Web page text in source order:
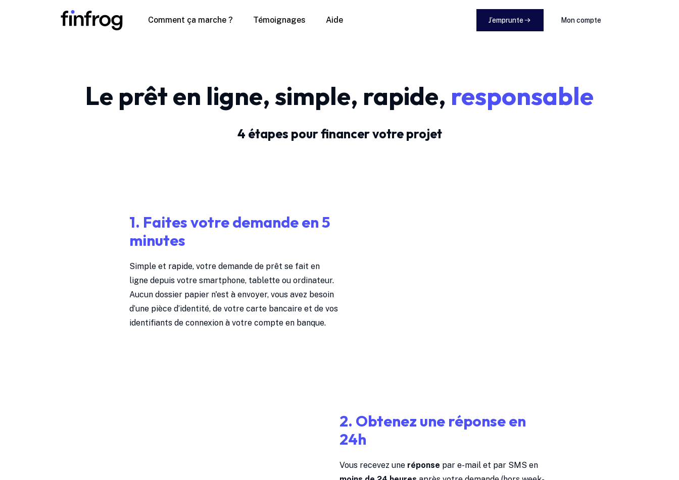
Comment ça marche ? Témoignages Aide J’emprunte Mon compte
Le prêt en ligne, simple, rapide, responsable
4 étapes pour financer votre projet
1. Faites votre demande en 5
minutes
Simple et rapide, votre demande de prêt se fait en
ligne depuis votre smartphone, tablette ou ordinateur.
Aucun dossier papier n'est à envoyer, vous avez besoin
d’une pièce d’identité, de votre carte bancaire et de vos
identifiants de connexion à votre compte en banque.
2. Obtenez une réponse en
24h
Vous recevez une réponse par e-mail et par SMS en